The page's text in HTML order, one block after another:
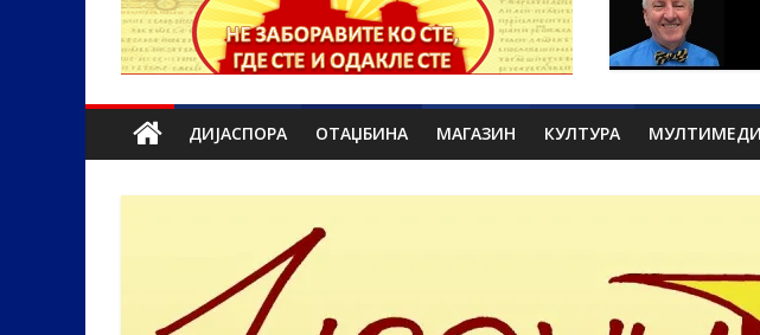
ДИЈАСПОРА ОТАЏБИНА МАГАЗИН КУЛТУРА